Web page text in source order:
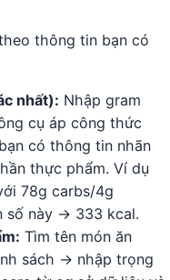
thông tin bạn có
nhất): Nhập gram
cụ áp công thức
có thông tin nhãn
thực phẩm. Ví dụ
78g carbs/4g
số này → 333 kcal.
Tìm tên món ăn
sách → nhập trọng